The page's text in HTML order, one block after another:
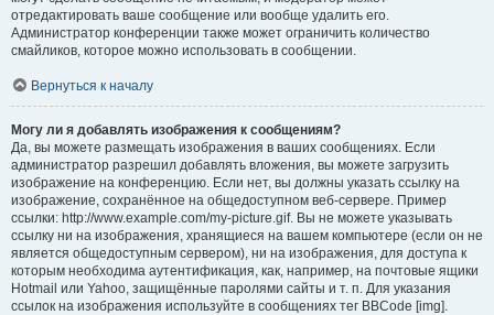
отредактировать ваше сообщение или вообще удалить его.
Администратор конференции также может ограничить количество
смайликов, которое можно использовать в сообщении.
Вернуться к началу
Могу ли я добавлять изображения к сообщениям?
Да, вы можете размещать изображения в ваших сообщениях. Если
администратор разрешил добавлять вложения, вы можете загрузить
изображение на конференцию. Если нет, вы должны указать ссылку на
изображение, сохранённое на общедоступном веб-сервере. Пример
ссылки: http://www.example.com/my-picture.gif. Вы не можете указывать
ссылку ни на изображения, хранящиеся на вашем компьютере (если он не
является общедоступным сервером), ни на изображения, для доступа к
которым необходима аутентификация, как, например, на почтовые ящики
Hotmail или Yahoo, защищённые паролями сайты и т. п. Для указания
ссылок на изображения используйте в сообщениях тег BBCode [img].